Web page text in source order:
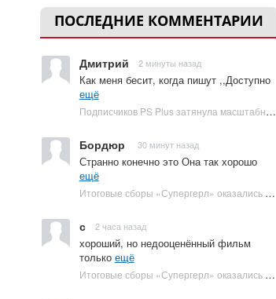
ПОСЛЕДНИЕ КОММЕНТАРИИ
Дмитрий 2 минуты назад
Как меня бесит, когда пишут ,,Доступно
ещё
Подписчиков PS Plus затянула масштабная RPG в духе Skyrim, которая доступна бесплатно | Plugged In Ru
Бордюр 30 минут назад
Странно конечно это Она так хорошо
ещё
Итоговые сборы «Супергерл» оказались худшими для DC за два десятилетия | Plugged In Ru
с 2 часа назад
хороший, но недооценённый фильм
только ещё
Итоговые сборы «Супергерл» оказались худшими для DC за два десятилетия | Plugged In Ru